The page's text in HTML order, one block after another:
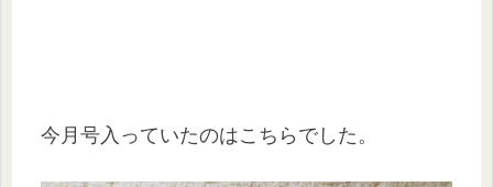
今月号入っていたのはこちらでした。